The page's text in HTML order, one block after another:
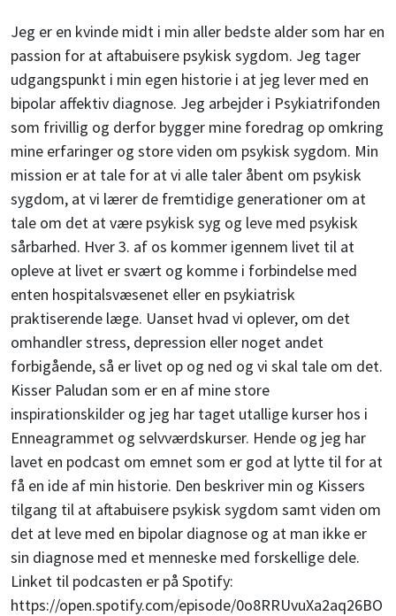
Jeg er en kvinde midt i min aller bedste alder som har en
passion for at aftabuisere psykisk sygdom. Jeg tager
udgangspunkt i min egen historie i at jeg lever med en
bipolar affektiv diagnose. Jeg arbejder i Psykiatrifonden
som frivillig og derfor bygger mine foredrag op omkring
mine erfaringer og store viden om psykisk sygdom. Min
mission er at tale for at vi alle taler åbent om psykisk
sygdom, at vi lærer de fremtidige generationer om at
tale om det at være psykisk syg og leve med psykisk
sårbarhed. Hver 3. af os kommer igennem livet til at
opleve at livet er svært og komme i forbindelse med
enten hospitalsvæsenet eller en psykiatrisk
praktiserende læge. Uanset hvad vi oplever, om det
omhandler stress, depression eller noget andet
forbigående, så er livet op og ned og vi skal tale om det.
Kisser Paludan som er en af mine store
inspirationskilder og jeg har taget utallige kurser hos i
Enneagrammet og selvværdskurser. Hende og jeg har
lavet en podcast om emnet som er god at lytte til for at
få en ide af min historie. Den beskriver min og Kissers
tilgang til at aftabuisere psykisk sygdom samt viden om
det at leve med en bipolar diagnose og at man ikke er
sin diagnose med et menneske med forskellige dele.
Linket til podcasten er på Spotify:
https://open.spotify.com/episode/0o8RRUvuXa2aq26BO